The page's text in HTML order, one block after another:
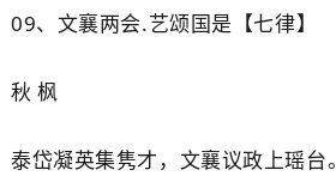
09、 文襄两会.艺颂国是【七律】
秋 枫
泰岱凝英集隽才，文襄议政上瑶台。